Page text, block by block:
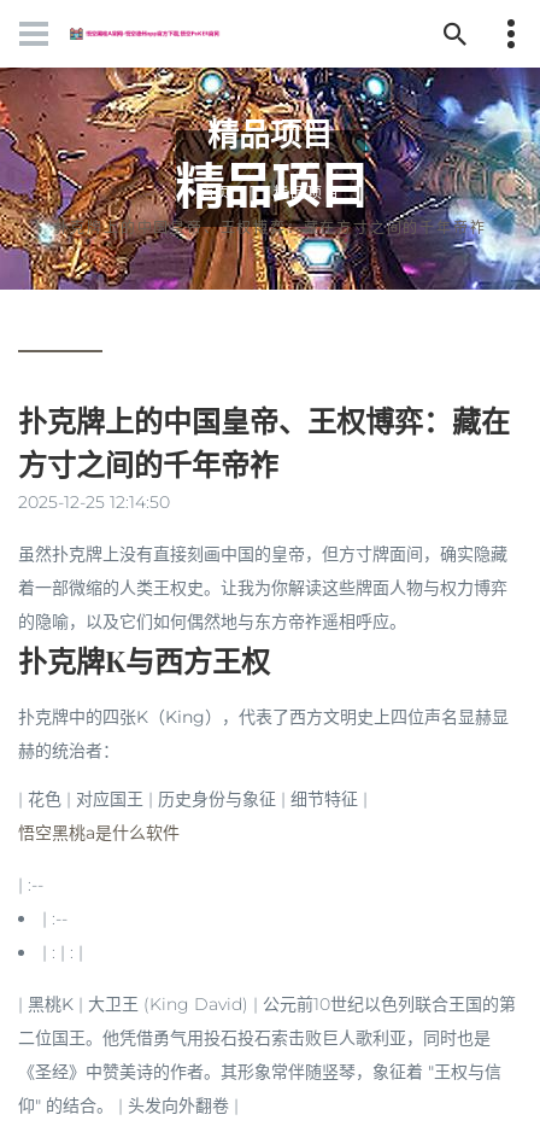
精品项目
首页
精品项目
扑克牌上的中国皇帝、王权博弈：藏在方寸之间的千年帝祚
扑克牌上的中国皇帝、王权博弈：藏在
方寸之间的千年帝祚
2025-12-25 12:14:50
虽然扑克牌上没有直接刻画中国的皇帝，但方寸牌面间，确实隐藏
着一部微缩的人类王权史。让我为你解读这些牌面人物与权力博弈
的隐喻，以及它们如何偶然地与东方帝祚遥相呼应。
扑克牌K与西方王权
扑克牌中的四张K（King）
，代表了西方文明史上四位声名显赫显
赫的统治者：
| 花色 | 对应国王 | 历史身份与象征 | 细节特征 |
悟空黑桃a是什么软件
| :--
| :--
| : | : |
| 黑桃K | 大卫王 (King David) | 公元前10世纪以色列联合王国的第
二位国王。他凭借勇气用投石投石索击败巨人歌利亚，同时也是
《圣经》中赞美诗的作者。其形象常伴随竖琴，象征着 "王权与信
仰" 的结合。 | 头发向外翻卷 |